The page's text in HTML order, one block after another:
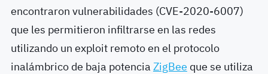
encontraron vulnerabilidades (CVE-2020-6007)
que les permitieron infiltrarse en las redes
utilizando un exploit remoto en el protocolo
inalámbrico de baja potencia ZigBee que se utiliza